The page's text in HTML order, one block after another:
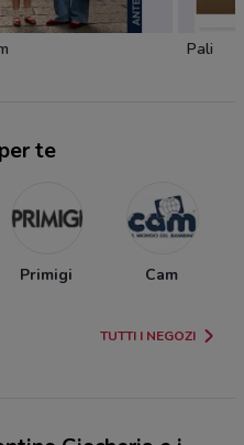
Pali
te
Primigi Cam
TUTTI I NEGOZI